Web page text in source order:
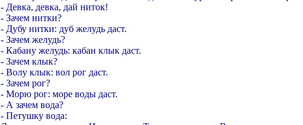
- Девка, девка, дай ниток!
- Зачем нитки?
- Дубу нитки: дуб желудь даст.
- Зачем желудь?
- Кабану желудь: кабан клык даст.
- Зачем клык?
- Волу клык: вол рог даст.
- Зачем рог?
- Морю рог: море воды даст.
- А зачем вода?
- Петушку вода: